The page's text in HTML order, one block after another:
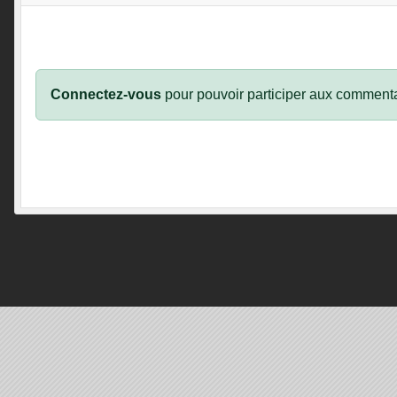
Connectez-vous pour pouvoir participer aux